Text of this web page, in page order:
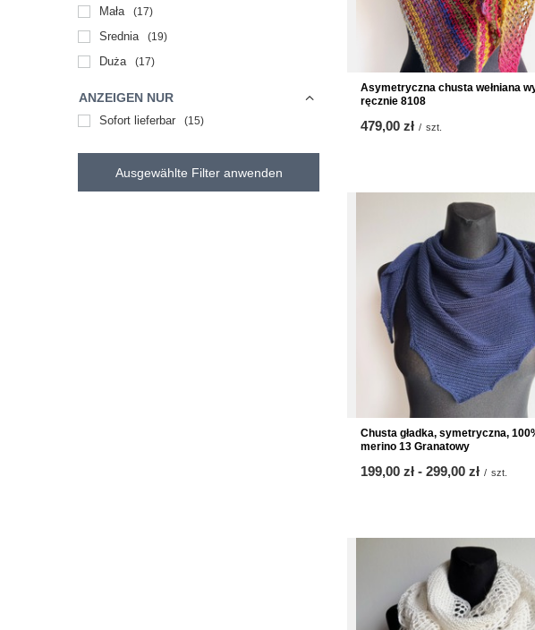
Mała
17
Średnia 19
Duża 17
ANZEIGEN NUR
Sofort lieferbar 15
Ausgewählte Filter anwenden
Asymetryczna chusta wełniana
ręcznie 8108
479,00 zł / szt.
Chusta gładka, symetryczna,
merino 13 Granatowy
ab
199,00 zł - bis
299,00 zł / szt.